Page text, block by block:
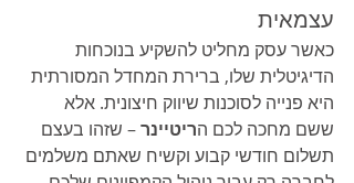
עצמאית
כאשר עסק מחליט להשקיע בנוכחות
הדיגיטלית שלו, ברירת המחדל המסורתית
היא פנייה לסוכנות שיווק חיצונית. אלא
ששם מחכה לכם הריטיינר – שזהו בעצם
תשלום חודשי קבוע וקשיח שאתם משלמים